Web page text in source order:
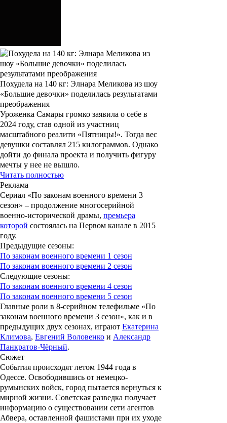
Похудела на 140 кг: Элнара Меликова из шоу
«Большие девочки» поделилась результатами
преображения
Уроженка Самары громко заявила о себе в
2024 году, став одной из участниц
масштабного реалити «Пятницы!». Тогда вес
девушки составлял 215 килограммов. Однако
дойти до финала проекта и получить фигуру
мечты у нее не вышло.
Читать полностью
Реклама
Сериал «По законам военного времени 3
сезон» – продолжение многосерийной
военно-исторической драмы, премьера
которой состоялась на Первом канале в 2015
году.
Предыдущие сезоны:
По законам военного времени 1 сезон
По законам военного времени 2 сезон
Следующие сезоны:
По законам военного времени 4 сезон
По законам военного времени 5 сезон
Главные роли в 8-серийном телефильме «По
законам военного времени 3 сезон», как и в
предыдущих двух сезонах, играют Екатерина
Климова, Евгений Воловенко и Александр
Панкратов-Чёрный.
Сюжет
События происходят летом 1944 года в
Одессе. Освободившись от немецко-
румынских войск, город пытается вернуться к
мирной жизни. Советская разведка получает
информацию о существовании сети агентов
Абвера, оставленной фашистами при их уходе